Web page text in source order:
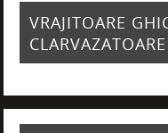
VRAJITOARE